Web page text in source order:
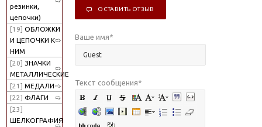
резинки,
цепочки)
[19] ОБЛОЖКИ
И ЦЕПОЧКИ К
НИМ
[20] ЗНАЧКИ
МЕТАЛЛИЧЕСКИЕ
[21] МЕДАЛИ
[22] ФЛАГИ
[23]
ШЕЛКОГРАФИЯ
ОСТАВИТЬ ОТЗЫВ
Ваше имя*
Текст сообщения*